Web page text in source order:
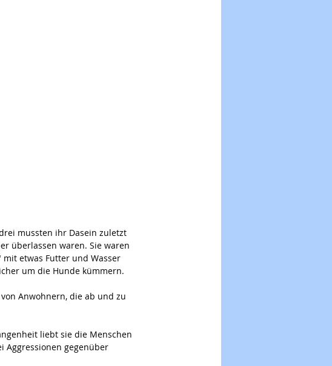
mussten ihr Dasein zuletzt
überlassen waren. Sie waren
etwas Futter und Wasser
um die Hunde kümmern.
Anwohnern, die ab und zu
liebt sie die Menschen
Aggressionen gegenüber